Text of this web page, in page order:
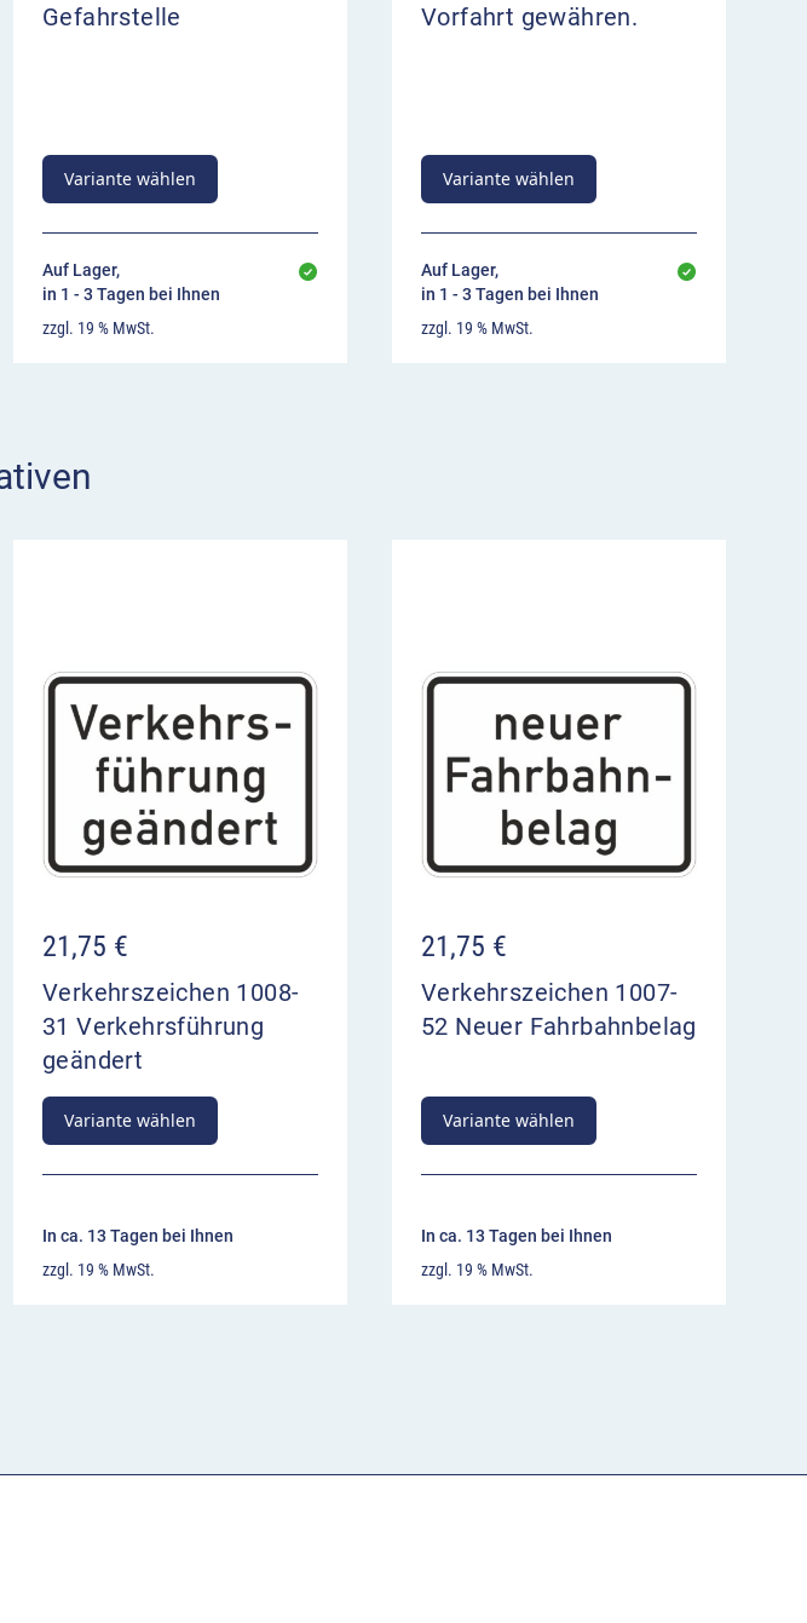
Gefahrstelle
Variante wählen
Auf Lager,
in 1 - 3 Tagen bei Ihnen
zzgl. 19 % MwSt.
Vorfahrt gewähren.
Variante wählen
Auf Lager,
in 1 - 3 Tagen bei Ihnen
zzgl. 19 % MwSt.
21,75 €
Verkehrszeichen 1008-
31 Verkehrsführung
geändert
Variante wählen
In ca. 13 Tagen bei Ihnen
zzgl. 19 % MwSt.
21,75 €
Verkehrszeichen 1007-
52 Neuer Fahrbahnbelag
Variante wählen
In ca. 13 Tagen bei Ihnen
zzgl. 19 % MwSt.